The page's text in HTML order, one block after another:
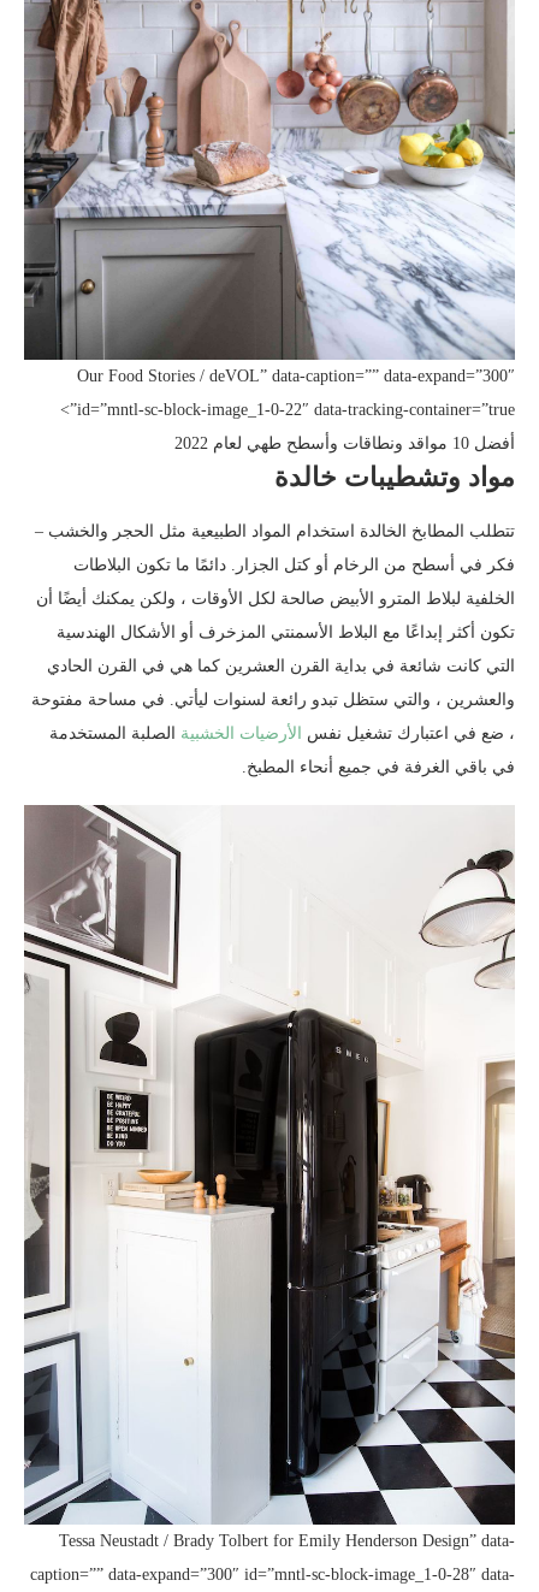
Our Food Stories / deVOL” data-caption=”” data-expand=”300″
id=”mntl-sc-block-image_1-0-22″ data-tracking-container=”true”>
أفضل 10 مواقد ونطاقات وأسطح طهي لعام 2022
مواد وتشطيبات خالدة
تتطلب المطابخ الخالدة استخدام المواد الطبيعية مثل الحجر والخشب –
فكر في أسطح من الرخام أو كتل الجزار. دائمًا ما تكون البلاطات
الخلفية لبلاط المترو الأبيض صالحة لكل الأوقات ، ولكن يمكنك أيضًا أن
تكون أكثر إبداعًا مع البلاط الأسمنتي المزخرف أو الأشكال الهندسية
التي كانت شائعة في بداية القرن العشرين كما هي في القرن الحادي
والعشرين ، والتي ستظل تبدو رائعة لسنوات ليأتي. في مساحة مفتوحة
، ضع في اعتبارك تشغيل نفس
الأرضيات الخشبية الصلبة المستخدمة
في باقي الغرفة في جميع أنحاء المطبخ.
Tessa Neustadt / Brady Tolbert for Emily Henderson Design” data-
caption=”” data-expand=”300″ id=”mntl-sc-block-image_1-0-28″ data-